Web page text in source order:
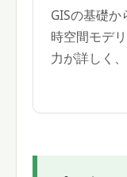
GISの基礎か
時空間モデ
力が詳しく